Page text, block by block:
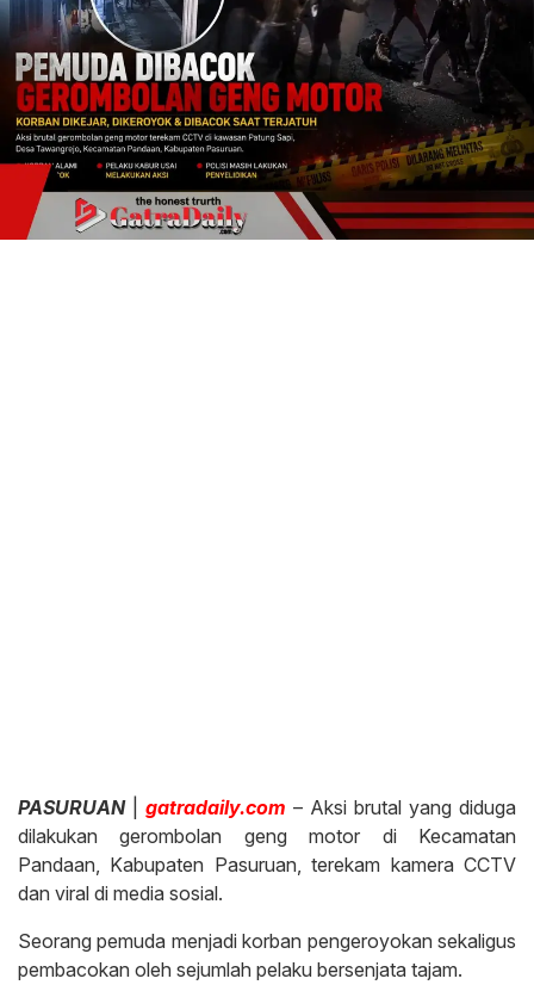
PASURUAN| gatradaily.com – Aksi brutal yang diduga
dilakukan gerombolan geng motor di Kecamatan
Pandaan, Kabupaten Pasuruan, terekam kamera CCTV
dan viral di media sosial.
Seorang pemuda menjadi korban pengeroyokan sekaligus
pembacokan oleh sejumlah pelaku bersenjata tajam.